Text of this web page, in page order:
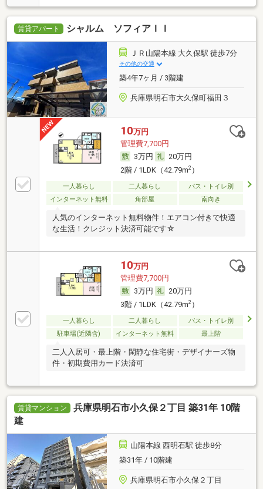
賃貸アパート シャルム ソフィアＩＩ
ＪＲ山陽本線 大久保駅 徒歩7分
その他の交通
築4年7ヶ月 / 3階建
兵庫県明石市大久保町福田３
10万円
管理費7,700円
3万円
20万円
2階 / 1LDK（42.79m2）
一人暮らし 二人暮らし
バス・トイレ別
インターネット無料
角部屋 南向き
人気のインターネット無料物件！エアコン付きで快適
な生活！クレジット決済可能です☆
10万円
管理費7,700円
3万円
20万円
3階 / 1LDK（42.79m2）
一人暮らし 二人暮らし
バス・トイレ別
駐車場(近隣含)
インターネット無料 最上階
二人入居可・最上階・閑静な住宅街・デザイナーズ物
件・初期費用カード決済可
賃貸マンション
兵庫県明石市小久保２丁目 築31年 10階
建
山陽本線 西明石駅 徒歩8分
築31年 / 10階建
兵庫県明石市小久保２丁目